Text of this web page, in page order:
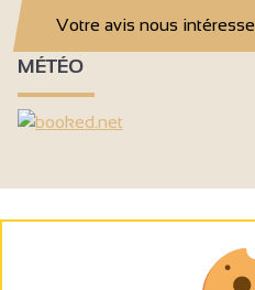
Votre avis nous intéresse
MÉTÉO